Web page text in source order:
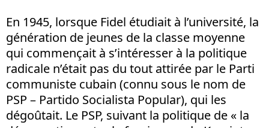
En 1945, lorsque Fidel étudiait à l’université, la
génération de jeunes de la classe moyenne
qui commençait à s’intéresser à la politique
radicale n’était pas du tout attirée par le Parti
communiste cubain (connu sous le nom de
PSP – Partido Socialista Popular), qui les
dégoûtait. Le PSP, suivant la politique de « la